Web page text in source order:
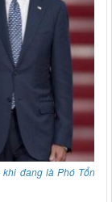
đang là Phó Tổng